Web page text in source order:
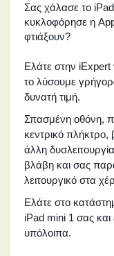
Σας χάλασε το
κυκλοφόρησε η
φτιάξουν?
Ελάτε στην iExpert
το λύσουμε
δυνατή τιμή.
Σπασμένη οθόνη,
κεντρικό
άλλη
βλάβη και σας
λειτουργικό στα
Ελάτε στο
iPad mini 1 σας
υπόλοιπα.